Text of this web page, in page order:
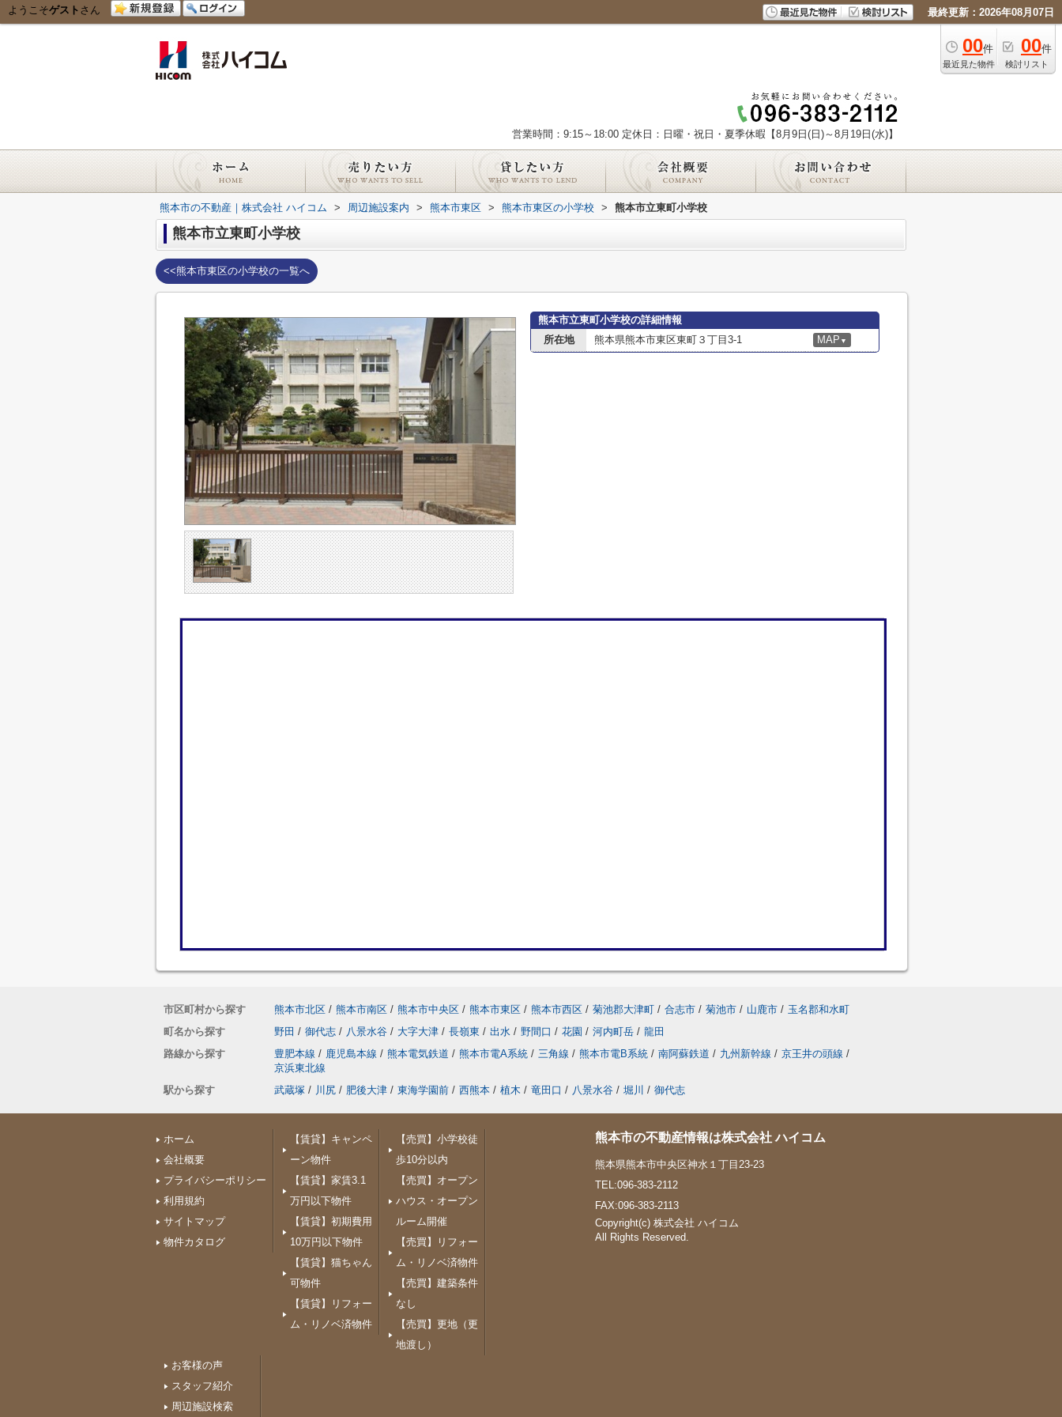
ようこそゲスト さん 最終更新：2026年08月07日
00件
最近見た物件
00件
検討リスト
営業時間：9:15～18:00 定休日：日曜・祝日・夏季休暇【8月9日(日)～8月19日(水)】
熊本市の不動産｜株式会社 ハイコム > 周辺施設案内 > 熊本市東区 > 熊本市東区の小学校 > 熊本市立東町小学校
熊本市立東町小学校
<<熊本市東区の小学校の一覧へ
熊本市立東町小学校の詳細情報
所在地
熊本県熊本市東区東町３丁目3-1 MAP ▼
市区町村から探す 熊本市北区 / 熊本市南区 / 熊本市中央区 / 熊本市東区 / 熊本市西区 / 菊池郡大津町 / 合志市 / 菊池市 / 山鹿市 / 玉名郡和水町
町名から探す
野田 / 御代志 / 八景水谷 / 大字大津 / 長嶺東 / 出水 / 野間口 / 花園 / 河内町岳 / 龍田
路線から探す
豊肥本線 / 鹿児島本線 / 熊本電気鉄道 / 熊本市電A系統 / 三角線 / 熊本市電B系統 / 南阿蘇鉄道 / 九州新幹線 / 京王井の頭線 /
京浜東北線
駅から探す
武蔵塚 / 川尻 / 肥後大津 / 東海学園前 / 西熊本 / 植木 / 竜田口 / 八景水谷 / 堀川 / 御代志
ホーム
会社概要
プライバシーポリシー
利用規約
サイトマップ
物件カタログ
【賃貸】キャンペ
ーン物件
【賃貸】家賃3.1
万円以下物件
【賃貸】初期費用
10万円以下物件
【賃貸】猫ちゃん
可物件
【賃貸】リフォー
ム・リノベ済物件
【売買】小学校徒
歩10分以内
【売買】オープン
ハウス・オープン
ルーム開催
【売買】リフォー
ム・リノベ済物件
【売買】建築条件
なし
【売買】更地（更
地渡し）
お客様の声
スタッフ紹介
周辺施設検索
熊本市の不動産情報は株式会社 ハイコム
熊本県熊本市中央区神水１丁目23-23
TEL:096-383-2112
FAX:096-383-2113
Copyright(c) 株式会社 ハイコム
All Rights Reserved.